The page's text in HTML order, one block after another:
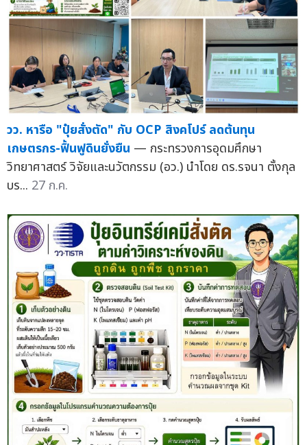
วว. หารือ "ปุ๋ยสั่งตัด" กับ OCP สิงคโปร์ ลดต้นทุน
เกษตรกร-ฟื้นฟูดินยั่งยืน — กระทรวงการอุดมศึกษา
วิทยาศาสตร์ วิจัยและนวัตกรรม (อว.) นำโดย ดร.รจนา ตั้งกุล
บร... 27 ก.ค.